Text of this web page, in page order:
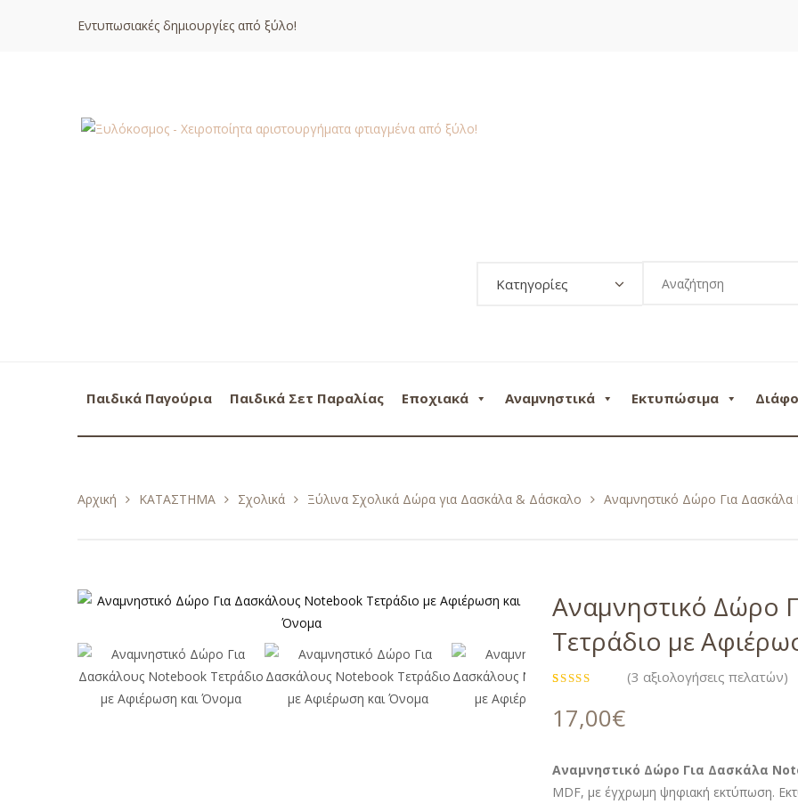
Εντυπωσιακές δημιουργίες από ξύλο!
Κατηγορίες
Παιδικά Παγούρια Παιδικά Σετ Παραλίας Εποχιακά Αναμνηστικά Εκτυπώσιμα
Αρχική ΚΑΤΑΣΤΗΜΑ Σχολικά Ξύλινα Σχολικά Δώρα για Δασκάλα & Δάσκαλο Αναμνηστικό Δώρο Για
Αναμνηστικό Δώρο
Τετράδιο με
από 5 με
βάση
(3 αξιολογήσεις πελατών)
17,00€
Αναμνηστικό Δώρο Για Δασκάλα
MDF, με έγχρωμη ψηφιακή εκτύπωση.